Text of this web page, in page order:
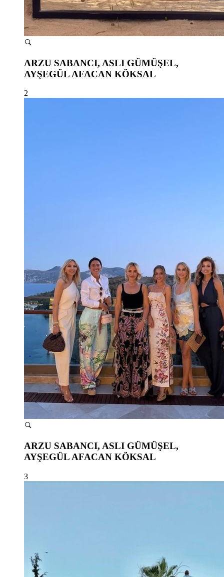
ARZU SABANCI, ASLI GÜMÜŞEL,
AYŞEGÜL AFACAN KÖKSAL
2
ARZU SABANCI, ASLI GÜMÜŞEL,
AYŞEGÜL AFACAN KÖKSAL
3